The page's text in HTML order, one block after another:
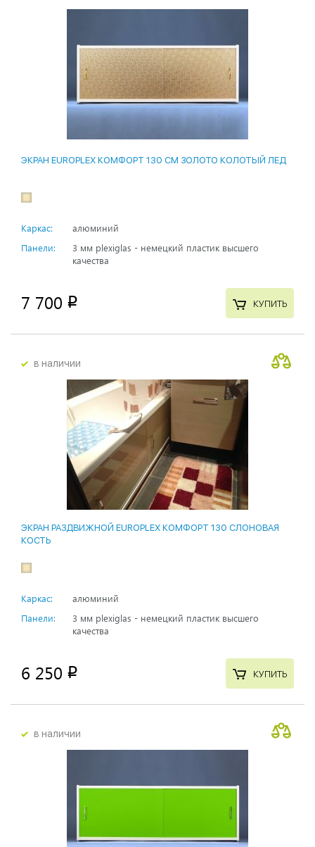
ЭКРАН EUROPLEX КОМФОРТ 130 СМ ЗОЛОТО КОЛОТЫЙ ЛЕД
Каркас:
алюминий
Панели:
3 мм plexiglas - немецкий пластик высшего
качества
7 700 p КУПИТЬ
в наличии
ЭКРАН РАЗДВИЖНОЙ EUROPLEX КОМФОРТ 130 СЛОНОВАЯ
КОСТЬ
Каркас:
алюминий
Панели:
3 мм plexiglas - немецкий пластик высшего
качества
6 250 p КУПИТЬ
в наличии